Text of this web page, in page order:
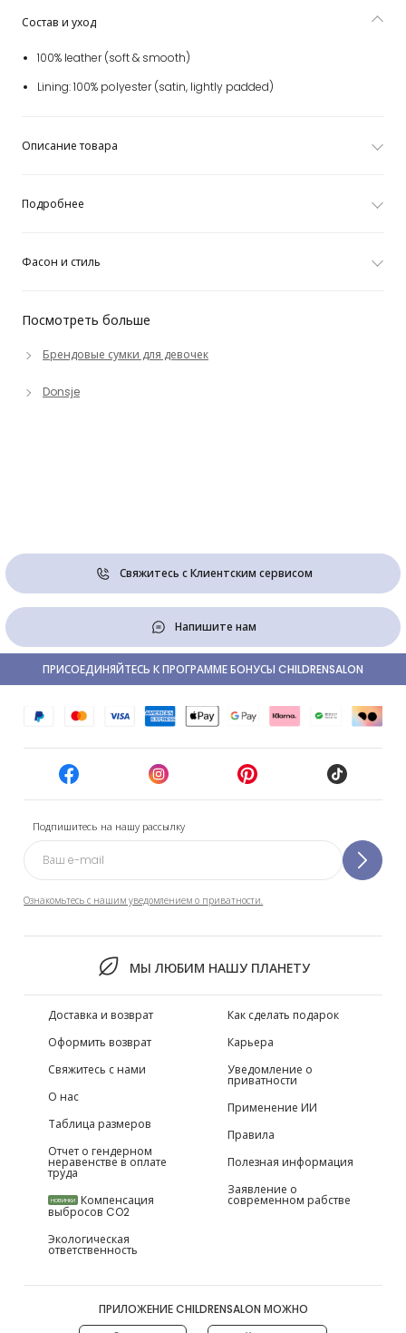
Посмотреть больше
Брендовые сумки для девочек
Donsje
Состав и уход
100% leather (soft & smooth)
Lining: 100% polyester (satin, lightly padded)
Описание товара
Подробнее
Фасон и стиль
Свяжитесь с Клиентским сервисом
Напишите нам
Подпишитесь на нашу рассылку
Ознакомьтесь с нашим уведомлением о приватности.
МЫ ЛЮБИМ НАШУ ПЛАНЕТУ
ПРИСОЕДИНЯЙТЕСЬ К ПРОГРАММЕ БОНУСЫ CHILDRENSALON
Доставка и возврат
Оформить возврат
Свяжитесь с нами
О нас
Таблица размеров
Отчет о гендерном
неравенстве в оплате
труда
НОВИНКИ Компенсация
выбросов CO2
Экологическая
ответственность
Как сделать подарок
Карьера
Уведомление о
приватности
Применение ИИ
Правила
Полезная информация
Заявление о
современном рабстве
ПРИЛОЖЕНИЕ CHILDRENSALON МОЖНО